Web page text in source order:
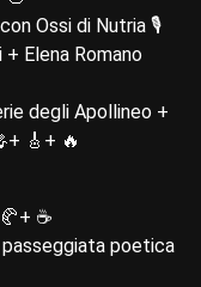
Ossi di Nutria 🎙️
+ Elena Romano
degli Apollineo +
🎸+ 🔥
☕
passeggiata poetica